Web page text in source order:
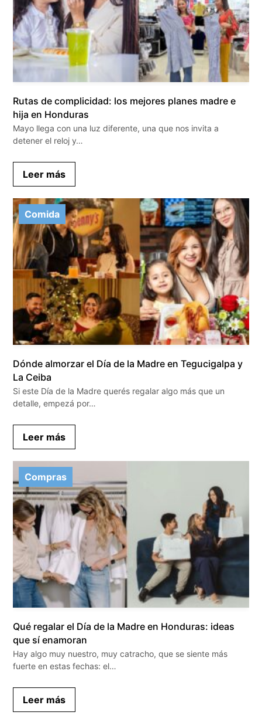
Rutas de complicidad: los mejores planes madre e
hija en Honduras
Mayo llega con una luz diferente, una que nos invita a
detener el reloj y…
Leer más
Comida
Dónde almorzar el Día de la Madre en Tegucigalpa y
La Ceiba
Si este Día de la Madre querés regalar algo más que un
detalle, empezá por…
Leer más
Compras
Qué regalar el Día de la Madre en Honduras: ideas
que sí enamoran
Hay algo muy nuestro, muy catracho, que se siente más
fuerte en estas fechas: el…
Leer más